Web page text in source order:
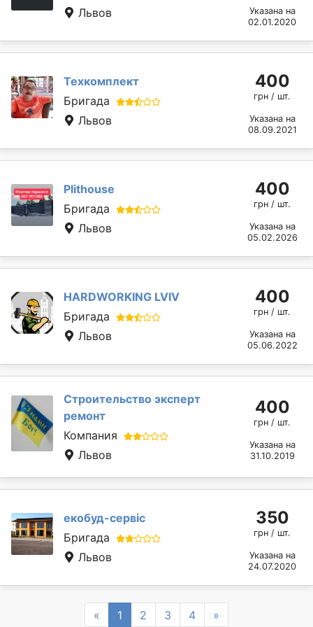
Львов
Указана на
02.01.2020
Техкомплект
Бригада
Львов
400
грн / шт.
Указана на
08.09.2021
Plithouse
Бригада
Львов
400
грн / шт.
Указана на
05.02.2026
HARDWORKING LVIV
Бригада
Львов
400
грн / шт.
Указана на
05.06.2022
Строительство эксперт
ремонт
Компания
Львов
400
грн / шт.
Указана на
31.10.2019
екобуд-сервіс
Бригада
Львов
350
грн / шт.
Указана на
24.07.2020
« Previous
1 2 3 4 »